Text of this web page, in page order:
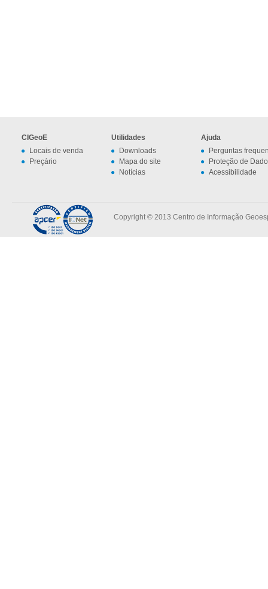
CIGeoE
Locais de venda
Preçário
Utilidades
Downloads
Mapa do site
Notícias
Ajuda
Perguntas
Proteção de
Acessibilidade
Copyright © 2013 Centro de Informação